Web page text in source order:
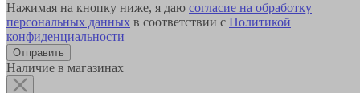
Нажимая на кнопку ниже, я даю согласие на обработку
персональных данных в соответствии с Политикой
конфиденциальности
Наличие в магазинах